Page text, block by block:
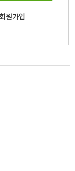
회원가입